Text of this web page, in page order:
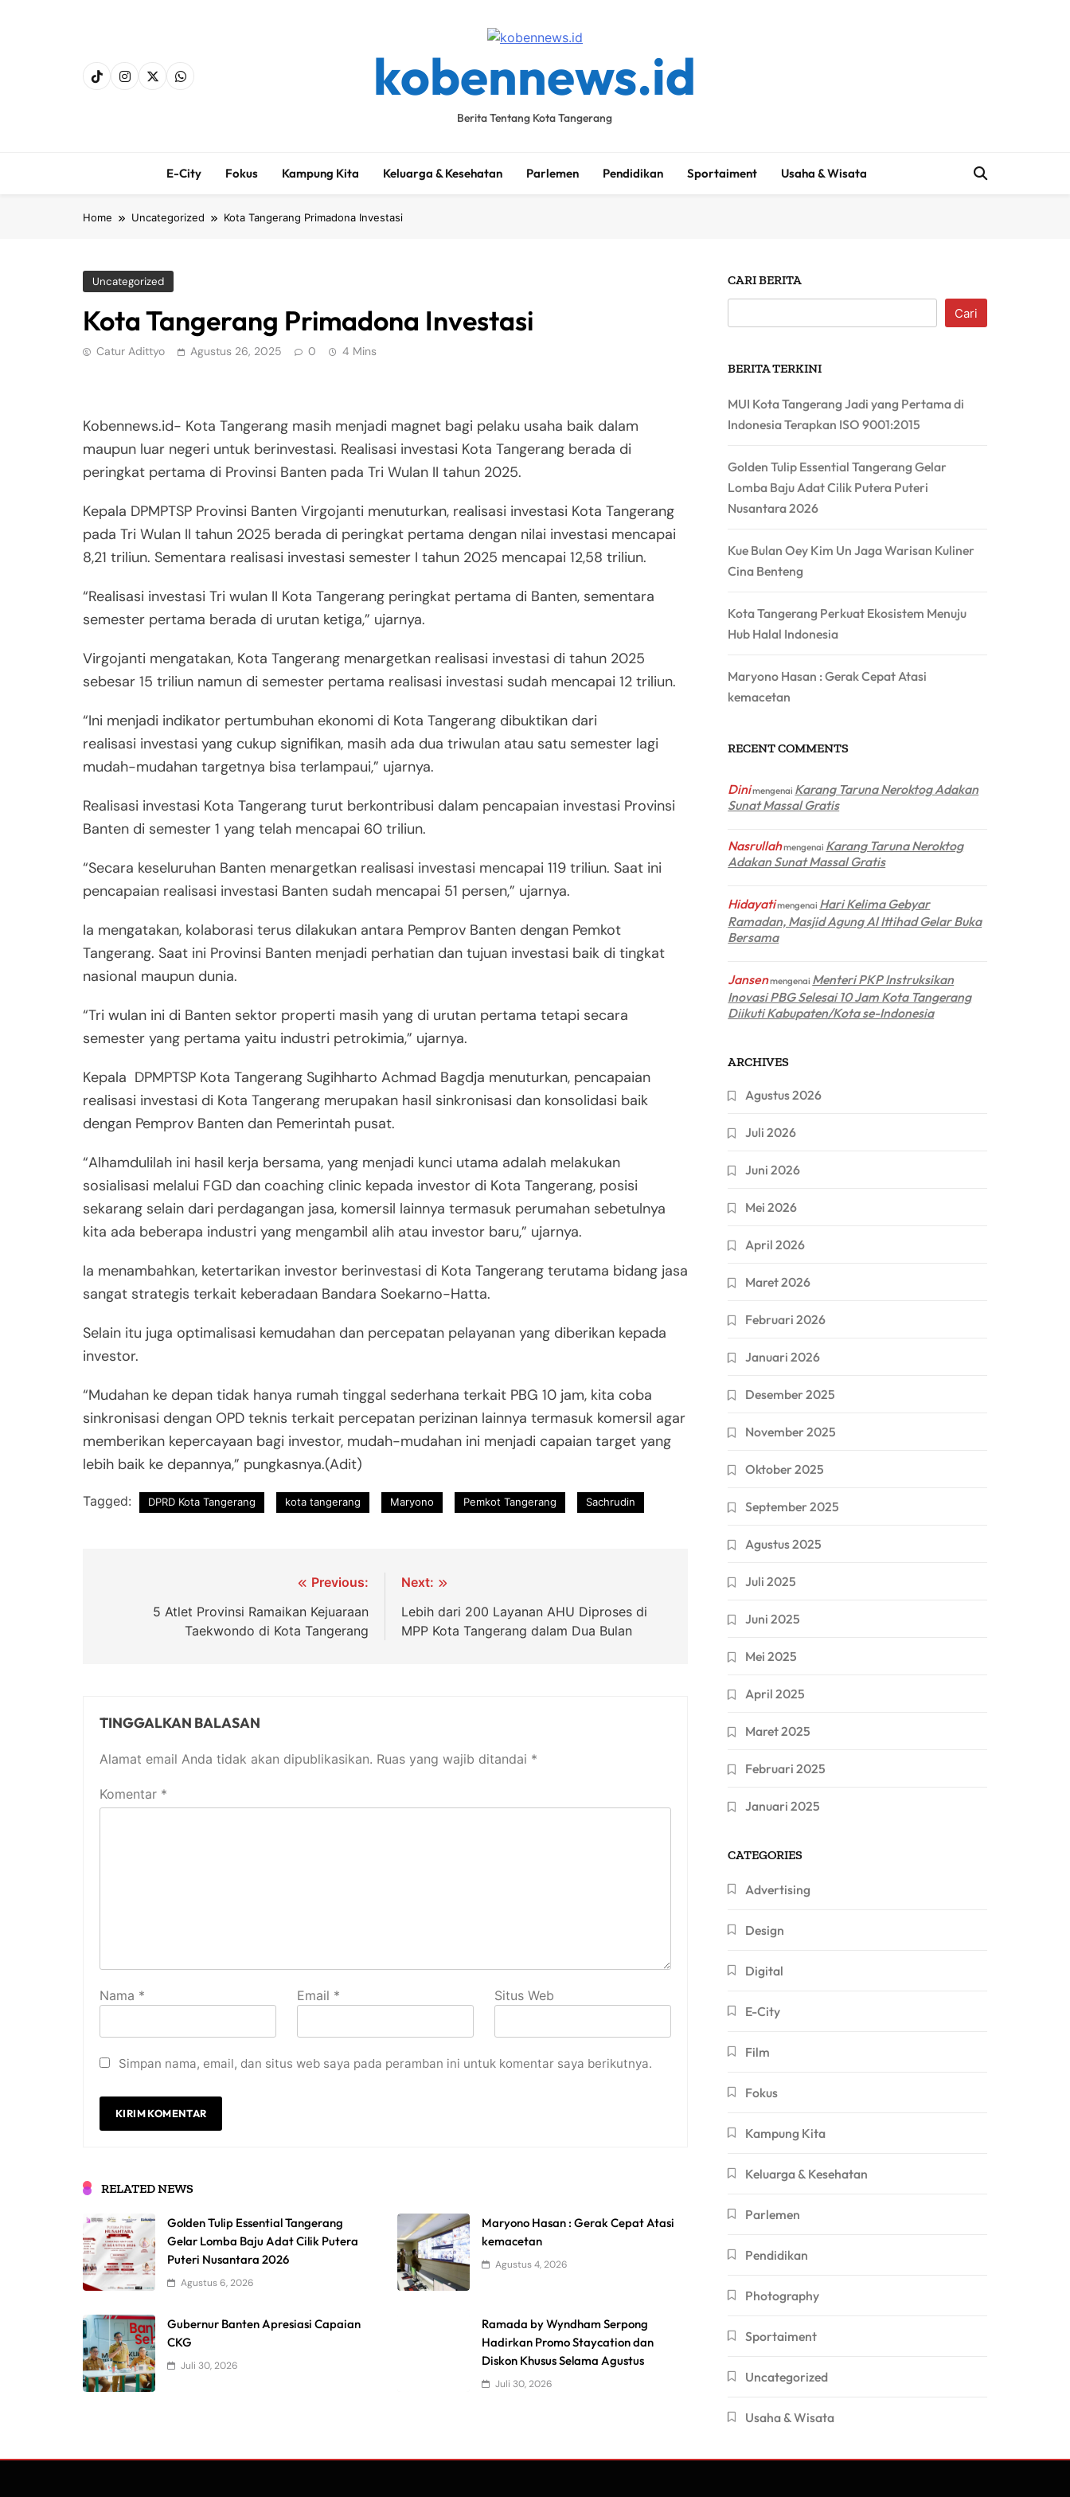
kobennews.id
Berita Tentang Kota Tangerang
E-City Fokus Kampung Kita Keluarga & Kesehatan Parlemen Pendidikan Sportaiment Usaha & Wisata
Home Uncategorized Kota Tangerang Primadona Investasi
Uncategorized
Kota Tangerang Primadona Investasi
Catur Adittyo Agustus 26, 2025 0 4 Mins
Kobennews.id- Kota Tangerang masih menjadi magnet bagi pelaku usaha baik dalam
maupun luar negeri untuk berinvestasi. Realisasi investasi Kota Tangerang berada di
peringkat pertama di Provinsi Banten pada Tri Wulan II tahun 2025.
Kepala DPMPTSP Provinsi Banten Virgojanti menuturkan, realisasi investasi Kota Tangerang
pada Tri Wulan II tahun 2025 berada di peringkat pertama dengan nilai investasi mencapai
8,21 triliun. Sementara realisasi investasi semester I tahun 2025 mencapai 12,58 triliun.
“Realisasi investasi Tri wulan II Kota Tangerang peringkat pertama di Banten, sementara
semester pertama berada di urutan ketiga,” ujarnya.
Virgojanti mengatakan, Kota Tangerang menargetkan realisasi investasi di tahun 2025
sebesar 15 triliun namun di semester pertama realisasi investasi sudah mencapai 12 triliun.
“Ini menjadi indikator pertumbuhan ekonomi di Kota Tangerang dibuktikan dari
realisasi investasi yang cukup signifikan, masih ada dua triwulan atau satu semester lagi
mudah-mudahan targetnya bisa terlampaui,” ujarnya.
Realisasi investasi Kota Tangerang turut berkontribusi dalam pencapaian investasi Provinsi
Banten di semester 1 yang telah mencapai 60 triliun.
“Secara keseluruhan Banten menargetkan realisasi investasi mencapai 119 triliun. Saat ini
pencapaian realisasi investasi Banten sudah mencapai 51 persen,” ujarnya.
Ia mengatakan, kolaborasi terus dilakukan antara Pemprov Banten dengan Pemkot
Tangerang. Saat ini Provinsi Banten menjadi perhatian dan tujuan investasi baik di tingkat
nasional maupun dunia.
“Tri wulan ini di Banten sektor properti masih yang di urutan pertama tetapi secara
semester yang pertama yaitu industri petrokimia,” ujarnya.
Kepala DPMPTSP Kota Tangerang Sugihharto Achmad Bagdja menuturkan, pencapaian
realisasi investasi di Kota Tangerang merupakan hasil sinkronisasi dan konsolidasi baik
dengan Pemprov Banten dan Pemerintah pusat.
“Alhamdulilah ini hasil kerja bersama, yang menjadi kunci utama adalah melakukan
sosialisasi melalui FGD dan coaching clinic kepada investor di Kota Tangerang, posisi
sekarang selain dari perdagangan jasa, komersil lainnya termasuk perumahan sebetulnya
kita ada beberapa industri yang mengambil alih atau investor baru,” ujarnya.
Ia menambahkan, ketertarikan investor berinvestasi di Kota Tangerang terutama bidang jasa
sangat strategis terkait keberadaan Bandara Soekarno-Hatta.
Selain itu juga optimalisasi kemudahan dan percepatan pelayanan yang diberikan kepada
investor.
“Mudahan ke depan tidak hanya rumah tinggal sederhana terkait PBG 10 jam, kita coba
sinkronisasi dengan OPD teknis terkait percepatan perizinan lainnya termasuk komersil agar
memberikan kepercayaan bagi investor, mudah-mudahan ini menjadi capaian target yang
lebih baik ke depannya,” pungkasnya.(Adit)
Tagged: DPRD Kota Tangerang kota tangerang Maryono Pemkot Tangerang Sachrudin
Previous:
5 Atlet Provinsi Ramaikan Kejuaraan
Taekwondo di Kota Tangerang
Next:
Lebih dari 200 Layanan AHU Diproses di
MPP Kota Tangerang dalam Dua Bulan
TINGGALKAN BALASAN
Alamat email Anda tidak akan dipublikasikan. Ruas yang wajib ditandai *
Komentar *
Nama * Email * Situs Web
Simpan nama, email, dan situs web saya pada peramban ini untuk komentar saya berikutnya.
RELATED NEWS
Golden Tulip Essential Tangerang
Gelar Lomba Baju Adat Cilik Putera
Puteri Nusantara 2026
Agustus 6, 2026
Maryono Hasan : Gerak Cepat Atasi
kemacetan
Agustus 4, 2026
Gubernur Banten Apresiasi Capaian
CKG
Juli 30, 2026
Ramada by Wyndham Serpong
Hadirkan Promo Staycation dan
Diskon Khusus Selama Agustus
Juli 30, 2026
CARI BERITA
Cari
BERITA TERKINI
MUI Kota Tangerang Jadi yang Pertama di
Indonesia Terapkan ISO 9001:2015
Golden Tulip Essential Tangerang Gelar
Lomba Baju Adat Cilik Putera Puteri
Nusantara 2026
Kue Bulan Oey Kim Un Jaga Warisan Kuliner
Cina Benteng
Kota Tangerang Perkuat Ekosistem Menuju
Hub Halal Indonesia
Maryono Hasan : Gerak Cepat Atasi
kemacetan
RECENT COMMENTS
Dinimengenai Karang Taruna Neroktog Adakan
Sunat Massal Gratis
Nasrullahmengenai Karang Taruna Neroktog
Adakan Sunat Massal Gratis
Hidayatimengenai Hari Kelima Gebyar
Ramadan, Masjid Agung Al Ittihad Gelar Buka
Bersama
Jansenmengenai Menteri PKP Instruksikan
Inovasi PBG Selesai 10 Jam Kota Tangerang
Diikuti Kabupaten/Kota se-Indonesia
ARCHIVES
Agustus 2026
Juli 2026
Juni 2026
Mei 2026
April 2026
Maret 2026
Februari 2026
Januari 2026
Desember 2025
November 2025
Oktober 2025
September 2025
Agustus 2025
Juli 2025
Juni 2025
Mei 2025
April 2025
Maret 2025
Februari 2025
Januari 2025
CATEGORIES
Advertising
Design
Digital
E-City
Film
Fokus
Kampung Kita
Keluarga & Kesehatan
Parlemen
Pendidikan
Photography
Sportaiment
Uncategorized
Usaha & Wisata